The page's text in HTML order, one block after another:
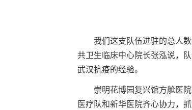
我们这支队伍进驻的总人
共卫生临床中心院长张泓说，
武汉抗疫的经验。
崇明花博园复兴馆方舱医
医疗队和新华医院齐心协力，抓